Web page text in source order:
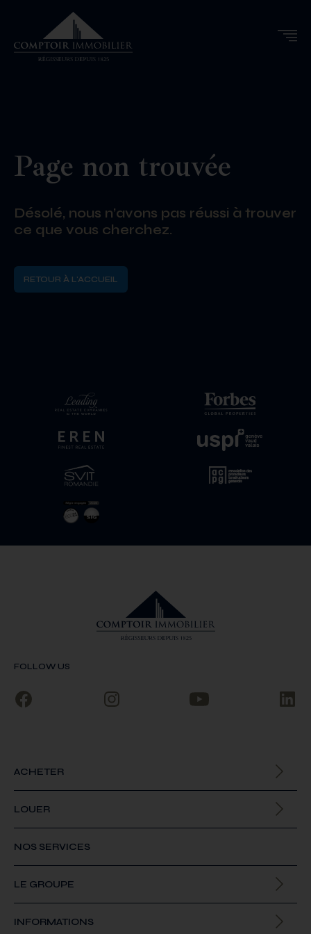
Page non trouvée
Désolé, nous n’avons pas réussi à trouver
ce que vous cherchez.
RETOUR À L'ACCUEIL
FOLLOW US
ACHETER
LOUER
NOS SERVICES
LE GROUPE
INFORMATIONS